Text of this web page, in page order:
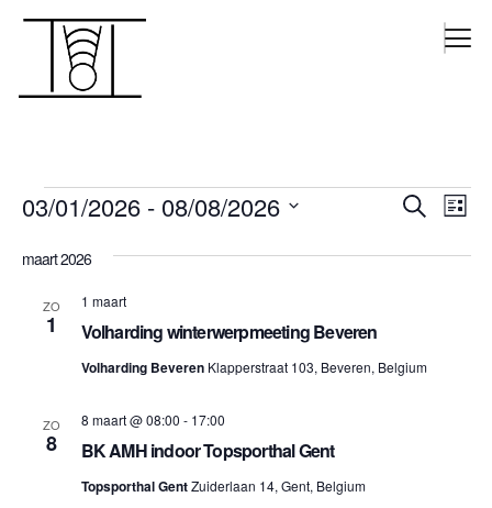
Zoeken
Lijst
03/01/2026 - 08/08/2026
Een
maart 2026
ZO
1 Volharding winterwerpmeeting Beveren
1 maart
Volharding Beveren Klapperstraat 103, Beveren, Belgium
ZO
8 BK AMH indoor Topsporthal Gent
8 maart @ 08:00 - 17:00
Topsporthal GentZuiderlaan 14, Gent, Belgium